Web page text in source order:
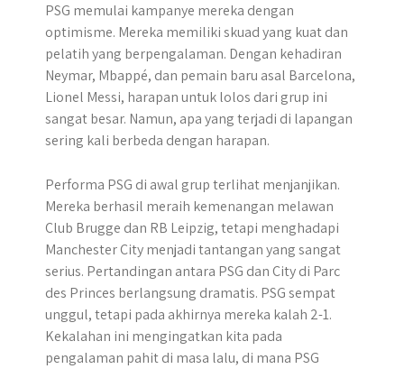
PSG memulai kampanye mereka dengan
optimisme. Mereka memiliki skuad yang kuat dan
pelatih yang berpengalaman. Dengan kehadiran
Neymar, Mbappé, dan pemain baru asal Barcelona,
Lionel Messi, harapan untuk lolos dari grup ini
sangat besar. Namun, apa yang terjadi di lapangan
sering kali berbeda dengan harapan.
Performa PSG di awal grup terlihat menjanjikan.
Mereka berhasil meraih kemenangan melawan
Club Brugge dan RB Leipzig, tetapi menghadapi
Manchester City menjadi tantangan yang sangat
serius. Pertandingan antara PSG dan City di Parc
des Princes berlangsung dramatis. PSG sempat
unggul, tetapi pada akhirnya mereka kalah 2-1.
Kekalahan ini mengingatkan kita pada
pengalaman pahit di masa lalu, di mana PSG